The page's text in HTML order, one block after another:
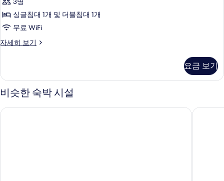
기
히
보
Room
사
진
모
기
싱글침대 1개 및 더블침대 1개
무료 WiFi
자세히 보기
Deluxe
세
히
보
요금 보기
비슷한 숙박 시설
호텔 스테이 인 웨스턴